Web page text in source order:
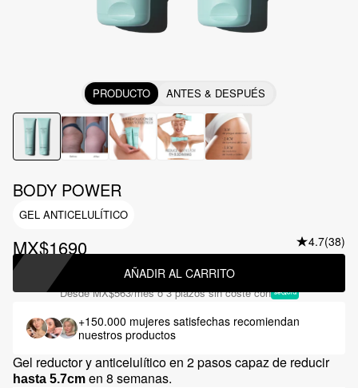
PRODUCTO ANTES & DESPUÉS
BODY POWER
GEL ANTICELULÍTICO
MX$1690 4.7(38)
AÑADIR AL CARRITO
DesdeMX$563/mes o 3 plazos sin coste con
+150.000 mujeres satisfechas recomiendan
nuestros productos
Gel reductor y anticelulítico en 2 pasos capaz de reducir
hasta 5.7cm en 8 semanas.